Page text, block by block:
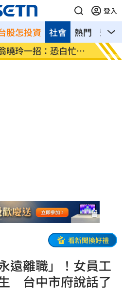
登入
股怎投資 熱門 影音
社會
曉玲一招：恐白忙一
疫苗
聲
看新聞換好禮
遠離職」！女員工
台中市府說話了